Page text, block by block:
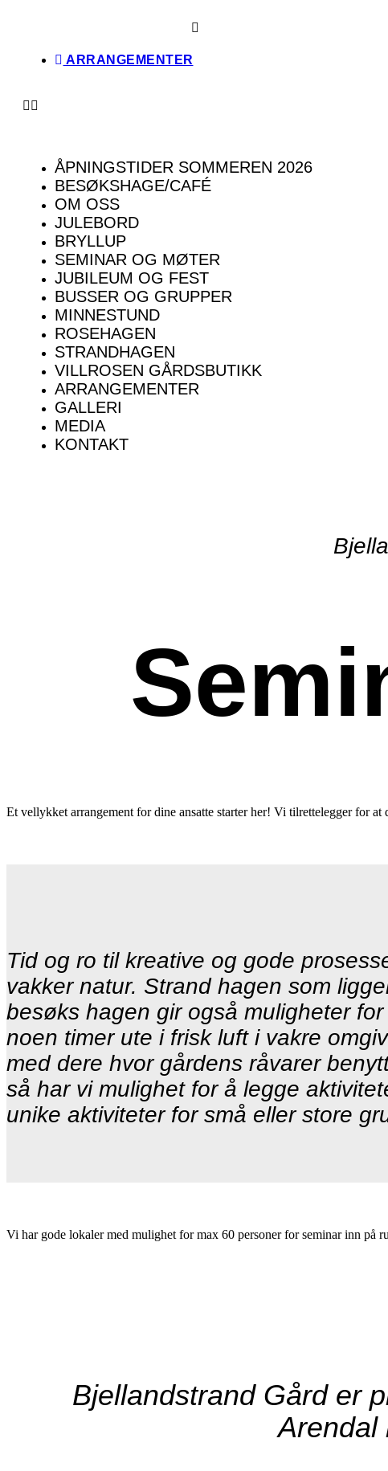
ARRANGEMENTER
ÅPNINGSTIDER SOMMEREN 2026
BESØKSHAGE/CAFÉ
OM OSS
JULEBORD
BRYLLUP
SEMINAR OG MØTER
JUBILEUM OG FEST
BUSSER OG GRUPPER
MINNESTUND
ROSEHAGEN
STRANDHAGEN
VILLROSEN GÅRDSBUTIKK
ARRANGEMENTER
GALLERI
MEDIA
KONTAKT
Et vellykket arrangement for dine ansatte starter her! Vi tilrettelegger for
Tid og ro til kreative og gode
vakker natur. Strand hagen som
besøks hagen gir også muligheter
noen timer ute i frisk luft i vakre
med dere hvor gårdens råvarer
så har vi mulighet for å legge
unike aktiviteter for små eller store
Vi har gode lokaler med mulighet for max 60 personer for seminar inn på
Bjellandstrand Gård er
Arendal